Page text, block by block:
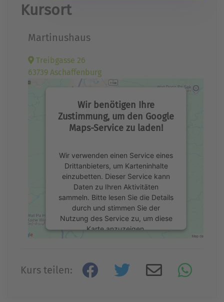
Kursort
Martinushaus
Treibgasse 26
63739 Aschaffenburg
Wir benötigen Ihre
Zustimmung, um den Google
Maps-Service zu laden!
Wir verwenden einen Service eines
Drittanbieters, um Karteninhalte
einzubetten. Dieser Service kann
Daten zu Ihren Aktivitäten
sammeln. Bitte lesen Sie die Details
durch und stimmen Sie der
Nutzung des Service zu, um diese
Karte anzuzeigen.
Kurs teilen: